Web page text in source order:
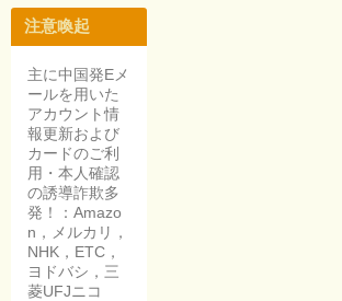
注意喚起
主に中国発Eメ
ールを用いた
アカウント情
報更新および
カードのご利
用・本人確認
の誘導詐欺多
発！：Amazo
n，メルカリ，
NHK，ETC，
ヨドバシ，三
菱UFJニコ